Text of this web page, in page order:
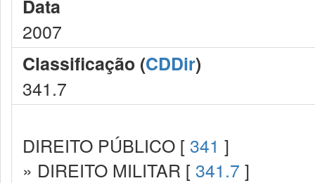
Data
2007
Classificação (CDDir)
341.7
DIREITO PÚBLICO [ 341 ]
» DIREITO MILITAR [ 341.7 ]